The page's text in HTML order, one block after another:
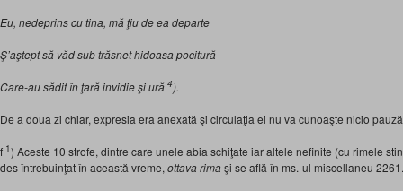
Eu, nedeprins cu tina, mă ţiu de ea departe
Ş’aştept să văd sub trăsnet hidoasa pocitură
Care-au sădit în ţară invidie şi ură 4).
De a doua zi chiar, expresia era anexată şi circulaţia ei nu va cunoaşte nicio
f 1) Aceste 10 strofe, dintre care unele abia schiţate iar altele nefinite (cu rimele
des întrebuinţat în această vreme, ottava rimaşi se află în ms.-ul miscellaneu